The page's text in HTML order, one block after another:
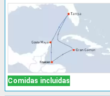
Comidas incluidas